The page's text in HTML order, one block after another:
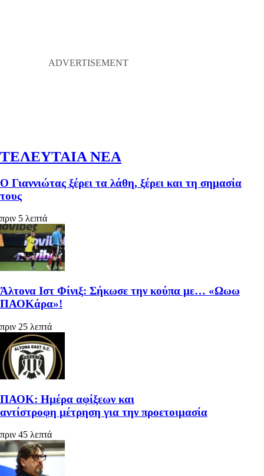
ΤΕΛΕΥΤΑΙΑ ΝΕΑ
Ο Γιαννιώτας ξέρει τα λάθη, ξέρει και τη σημασία
τους
πριν 5 λεπτά
Άλτονα Ιστ Φίνιξ: Σήκωσε την κούπα με… «Ωωω
ΠΑΟΚάρα»!
πριν 25 λεπτά
ΠΑΟΚ: Ημέρα αφίξεων και
αντίστροφη μέτρηση για την προετοιμασία
πριν 45 λεπτά